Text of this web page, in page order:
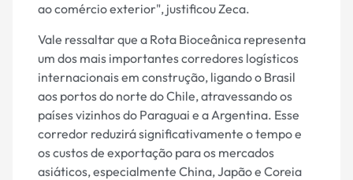
ao comércio exterior", justificou Zeca.
Vale ressaltar que a Rota Bioceânica representa
um dos mais importantes corredores logísticos
internacionais em construção, ligando o Brasil
aos portos do norte do Chile, atravessando os
países vizinhos do Paraguai e a Argentina. Esse
corredor reduzirá significativamente o tempo e
os custos de exportação para os mercados
asiáticos, especialmente China, Japão e Coreia